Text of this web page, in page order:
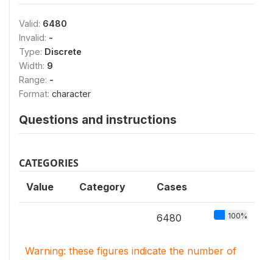
Valid: 6480
Invalid: -
Type: Discrete
Width: 9
Range: -
Format: character
Questions and instructions
CATEGORIES
Value Category Cases
6480 100%
Warning: these figures indicate the number of